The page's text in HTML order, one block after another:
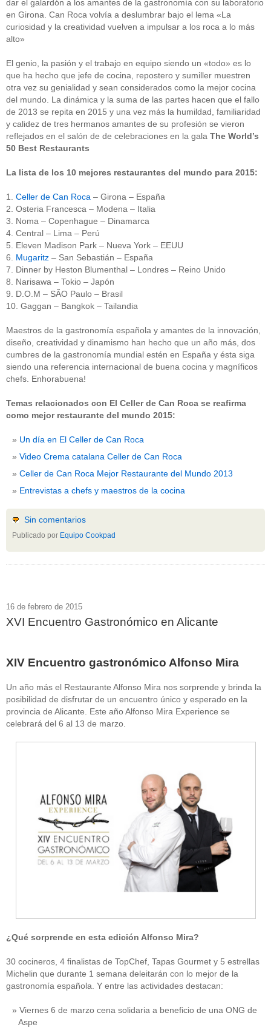
dar el galardón a los amantes de la gastronomía con su laboratorio
en Girona. Can Roca volvía a deslumbrar bajo el lema «La
curiosidad y la creatividad vuelven a impulsar a los roca a lo más
alto»
El genio, la pasión y el trabajo en equipo siendo un «todo» es lo
que ha hecho que jefe de cocina, repostero y sumiller muestren
otra vez su genialidad y sean considerados como la mejor cocina
del mundo. La dinámica y la suma de las partes hacen que el fallo
de 2013 se repita en 2015 y una vez más la humildad, familiaridad
y calidez de tres hermanos amantes de su profesión se vieron
reflejados en el salón de de celebraciones en la gala The World’s
50 Best Restaurants
La lista de los 10 mejores restaurantes del mundo para 2015:
1. Celler de Can Roca – Girona – España
2. Osteria Francesca – Modena – Italia
3. Noma – Copenhague – Dinamarca
4. Central – Lima – Perú
5. Eleven Madison Park – Nueva York – EEUU
6. Mugaritz – San Sebastián – España
7. Dinner by Heston Blumenthal – Londres – Reino Unido
8. Narisawa – Tokio – Japón
9. D.O.M – SÃO Paulo – Brasil
10. Gaggan – Bangkok – Tailandia
Maestros de la gastronomía española y amantes de la innovación,
diseño, creatividad y dinamismo han hecho que un año más, dos
cumbres de la gastronomía mundial estén en España y ésta siga
siendo una referencia internacional de buena cocina y magníficos
chefs. Enhorabuena!
Temas relacionados con El Celler de Can Roca se reafirma
como mejor restaurante del mundo 2015:
Un día en El Celler de Can Roca
Video Crema catalana Celler de Can Roca
Celler de Can Roca Mejor Restaurante del Mundo 2013
Entrevistas a chefs y maestros de la cocina
Sin comentarios
Publicado por Equipo Cookpad
16 de febrero de 2015
XVI Encuentro Gastronómico en Alicante
XIV Encuentro gastronómico Alfonso Mira
Un año más el Restaurante Alfonso Mira nos sorprende y brinda la
posibilidad de disfrutar de un encuentro único y esperado en la
provincia de Alicante. Este año Alfonso Mira Experience se
celebrará del 6 al 13 de marzo.
¿Qué sorprende en esta edición Alfonso Mira?
30 cocineros, 4 finalistas de TopChef, Tapas Gourmet y 5 estrellas
Michelin que durante 1 semana deleitarán con lo mejor de la
gastronomía española. Y entre las actividades destacan:
Viernes 6 de marzo cena solidaria a beneficio de una ONG de
Aspe